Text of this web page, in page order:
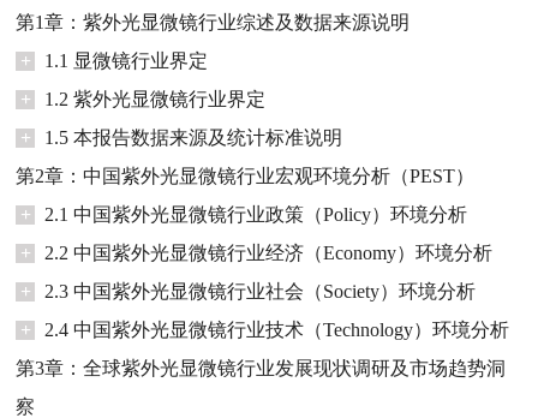
第1章：紫外光显微镜行业综述及数据来源说明
+
1.1 显微镜行业界定
+
1.2 紫外光显微镜行业界定
+
1.5 本报告数据来源及统计标准说明
第2章：中国紫外光显微镜行业宏观环境分析（PEST）
+
2.1 中国紫外光显微镜行业政策（Policy）环境分析
+
2.2 中国紫外光显微镜行业经济（Economy）环境分析
+
2.3 中国紫外光显微镜行业社会（Society）环境分析
+
2.4 中国紫外光显微镜行业技术（Technology）环境分析
第3章：全球紫外光显微镜行业发展现状调研及市场趋势洞
察